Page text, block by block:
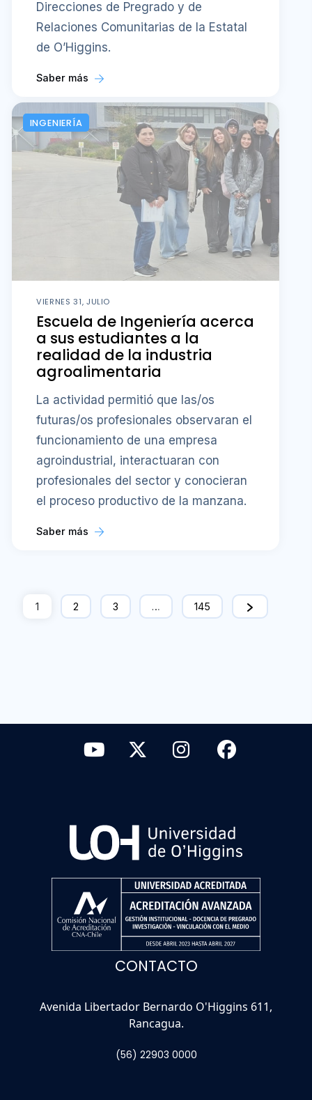
Direcciones de Pregrado y de
Relaciones Comunitarias de la Estatal
de O’Higgins.
Saber más
INGENIERÍA
VIERNES 31, JULIO
Escuela de Ingeniería acerca
a sus estudiantes a la
realidad de la industria
agroalimentaria
La actividad permitió que las/os
futuras/os profesionales observaran el
funcionamiento de una empresa
agroindustrial, interactuaran con
profesionales del sector y conocieran
el proceso productivo de la manzana.
Saber más
1 2 3 … 145
CONTACTO
Avenida Libertador Bernardo O'Higgins 611,
Rancagua.
(56) 22903 0000